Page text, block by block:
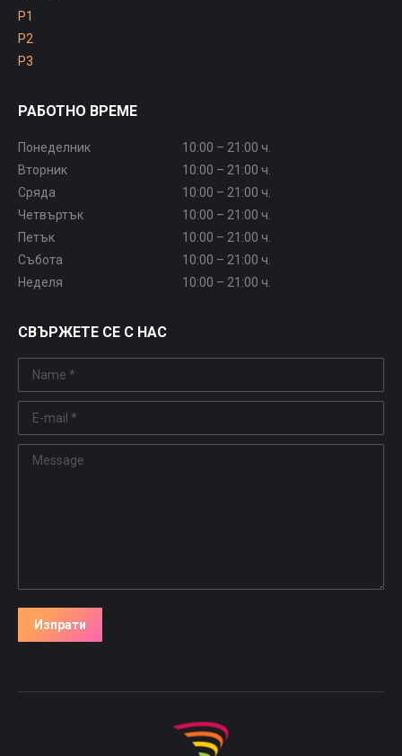
P1
P2
P3
РАБОТНО ВРЕМЕ
Понеделник
10:00 – 21:00 ч.
Вторник
10:00 – 21:00 ч.
Сряда
10:00 – 21:00 ч.
Четвъртък
10:00 – 21:00 ч.
Петък
10:00 – 21:00 ч.
Събота
10:00 – 21:00 ч.
Неделя
10:00 – 21:00 ч.
СВЪРЖЕТЕ СЕ С НАС
Name *
E-mail *
Message
Изпрати